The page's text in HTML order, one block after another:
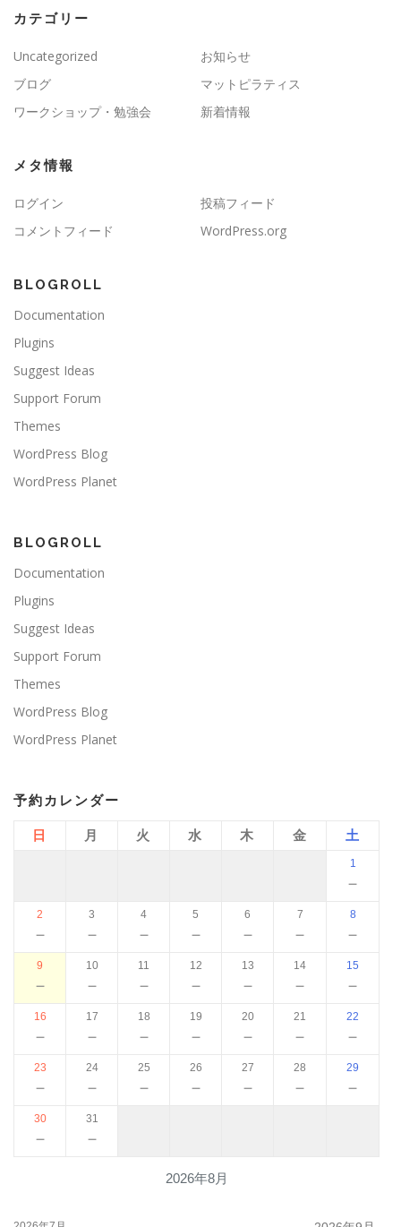
カテゴリー
Uncategorized
お知らせ
ブログ
マットピラティス
ワークショップ・勉強会
新着情報
メタ情報
ログイン
投稿フィード
コメントフィード
WordPress.org
BLOGROLL
Documentation
Plugins
Suggest Ideas
Support Forum
Themes
WordPress Blog
WordPress Planet
BLOGROLL
Documentation
Plugins
Suggest Ideas
Support Forum
Themes
WordPress Blog
WordPress Planet
予約カレンダー
2026年8月
日 月 火 水 木 金 土
1
－
2
－
3
－
4
－
5
－
6
－
7
－
8
－
9
－
10
－
11
－
12
－
13
－
14
－
15
－
16
－
17
－
18
－
19
－
20
－
21
－
22
－
23
－
24
－
25
－
26
－
27
－
28
－
29
－
30
－
31
－